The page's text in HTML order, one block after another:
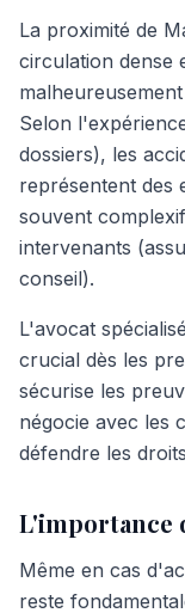
La proximité de
circulation dense
Selon
dossiers), les
représentent des
souvent
intervenants
conseil).
L'avocat
crucial dès les
sécurise les
négocie avec les
défendre les
L'importance
Même en cas
reste